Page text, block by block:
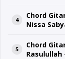
Chord
Nissa
Chord
Rasulullah